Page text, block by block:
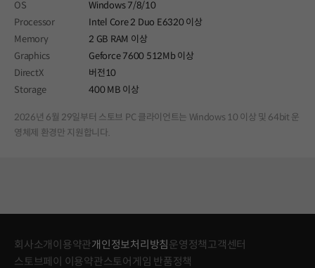
OS
Windows 7/8/10
Processor
Intel Core 2 Duo E6320 이상
Memory
2 GB RAM 이상
Graphics
Geforce 7600 512Mb 이상
DirectX
버전10
Storage
400 MB 이상
2026년 6월 29일부터 스토브 PC 클라이언트는 Windows 10 이상 및 64bit 운
영체제 환경만 지원합니다.
회사소개이용약관개인정보처리방침 운영정책고객센터
스토브페이 이용약관스토어게임 반품정책